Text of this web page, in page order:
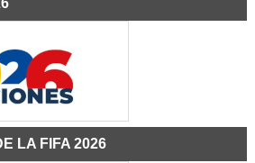
LA FIFA 2026